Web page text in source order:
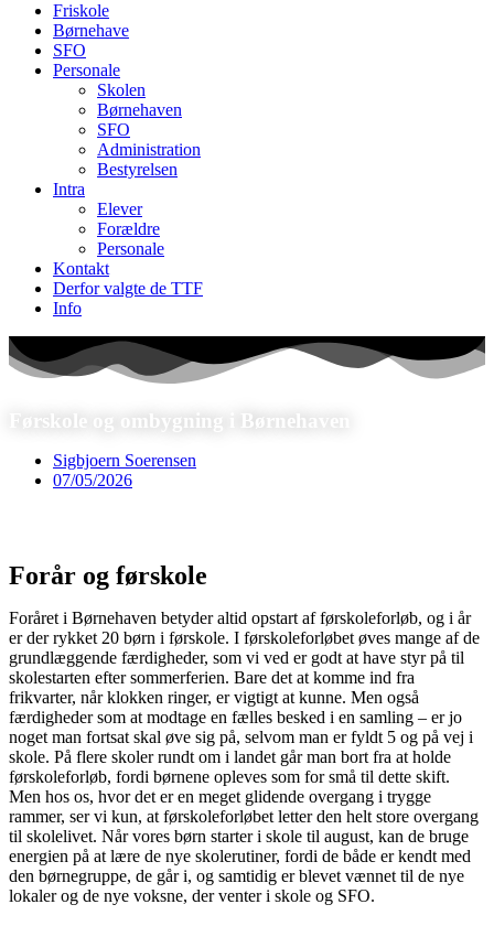
Friskole
Børnehave
SFO
Personale
Skolen
Børnehaven
SFO
Administration
Bestyrelsen
Intra
Elever
Forældre
Personale
Kontakt
Derfor valgte de TTF
Info
Førskole og ombygning i Børnehaven
Sigbjoern Soerensen
07/05/2026
Forår og førskole
Foråret i Børnehaven betyder altid opstart af førskoleforløb, og i år
er der rykket 20 børn i førskole. I førskoleforløbet øves mange af de
grundlæggende færdigheder, som vi ved er godt at have styr på til
skolestarten efter sommerferien. Bare det at komme ind fra
frikvarter, når klokken ringer, er vigtigt at kunne. Men også
færdigheder som at modtage en fælles besked i en samling – er jo
noget man fortsat skal øve sig på, selvom man er fyldt 5 og på vej i
skole. På flere skoler rundt om i landet går man bort fra at holde
førskoleforløb, fordi børnene opleves som for små til dette skift.
Men hos os, hvor det er en meget glidende overgang i trygge
rammer, ser vi kun, at førskoleforløbet letter den helt store overgang
til skolelivet. Når vores børn starter i skole til august, kan de bruge
energien på at lære de nye skolerutiner, fordi de både er kendt med
den børnegruppe, de går i, og samtidig er blevet vænnet til de nye
lokaler og de nye voksne, der venter i skole og SFO.